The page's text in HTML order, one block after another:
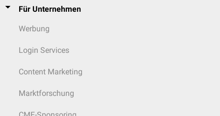
Für Unternehmen
Werbung
Login Services
Content Marketing
Marktforschung